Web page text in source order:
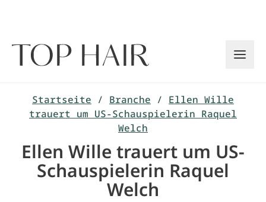
Startseite / Branche / Ellen Wille
trauert um US-Schauspielerin Raquel
Welch
Ellen Wille trauert um US-
Schauspielerin Raquel
Welch